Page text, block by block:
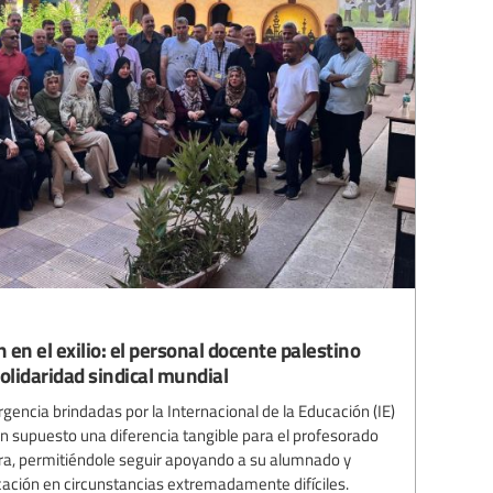
en el exilio: el personal docente palestino
sindical mundial
brindadas por la Internacional de la Educación (IE)
supuesto una diferencia tangible para el profesorado
permitiéndole seguir apoyando a su alumnado y
en circunstancias extremadamente difíciles.